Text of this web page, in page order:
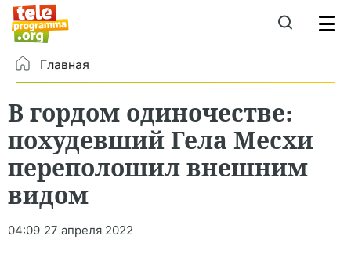
Главная
В гордом одиночестве:
похудевший Гела Месхи
переполошил внешним
видом
04:09 27 апреля 2022